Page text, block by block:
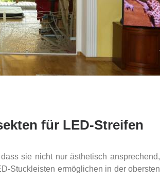
für LED-Streifen
sie nicht nur ästhetisch ansprechend,
Stuckleisten ermöglichen in der obersten